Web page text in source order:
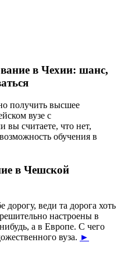
в Чехии: шанс,
получить высшее
вузе с
вы считаете, что нет,
обучения в
в Чешской
дорогу, веди та дорога хоть
настроены в
а в Европе. С чего
вуза. ►